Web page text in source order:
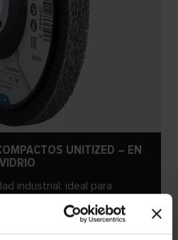
UNITIZED – EN
industrial: ideal para
el pulido, así como para